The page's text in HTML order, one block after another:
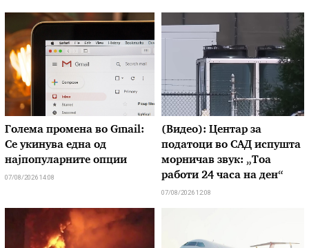
Голема промена во Gmail:
Се укинува една од
најпопуларните опции
07/08/2026 14:08
(Видео): Центар за
податоци во САД испушта
морничав звук: „Тоа
работи 24 часа на ден“
07/08/2026 12:08